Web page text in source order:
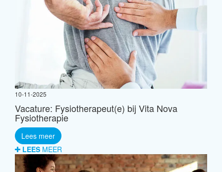
10-11-2025
Vacature: Fysiotherapeut(e) bij Vita Nova
Fysiotherapie
Lees meer
LEES MEER